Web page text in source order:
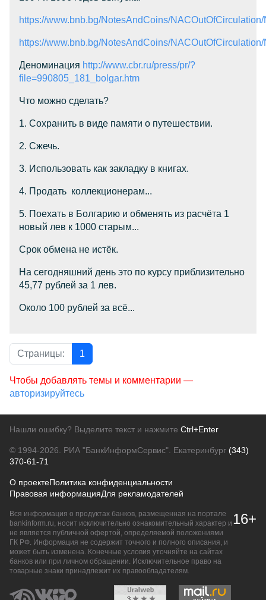
https://www.bnb.bg/NotesAndCoins/
https://www.bnb.bg/NotesAndCoins/
Деноминация http://www.cbr.ru/press/pr/?
file=990805_181_bolgar.htm
Что можно сделать?
1. Сохранить в виде памяти о путешествии.
2. Сжечь.
3. Использовать как закладку в книгах.
4. Продать коллекционерам...
5. Поехать в Болгарию и обменять из расчёта 1
новый лев к 1000 старым...
Срок обмена не истёк.
На сегодняшний день это по курсу приблизительно
45,77 рублей за 1 лев.
Около 100 рублей за всё...
Страницы: 1
Чтобы добавлять темы и комментарии —
авторизируйтесь
Нашли ошибку? Выделите текст и нажмите Ctrl+Enter
© 1994-2026. РИА "БанкИнформСервис". Екатеринбург (343)
370-61-71
О проектеПолитика конфиденциальности
Правовая информацияДля рекламодателей
Вся информация о продуктах банков, размещенная на портале
bankinform.ru, носит исключительно ознакомительный характер и
не является публичной офертой, определяемой положениями
ГК РФ. Информация не содержит точного и полного описания, и
может быть изменена. Конечные условия уточняйте на сайтах
банков или при личном обращении. Исключительное право на
товарные знаки принадлежит их правообладателям.
16+